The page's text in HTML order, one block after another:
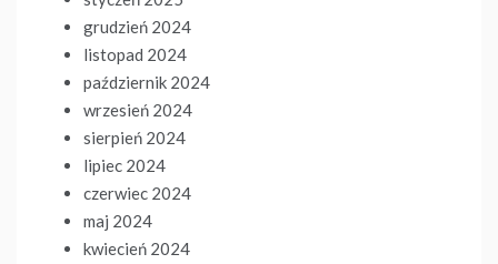
grudzień 2024
listopad 2024
październik 2024
wrzesień 2024
sierpień 2024
lipiec 2024
czerwiec 2024
maj 2024
kwiecień 2024